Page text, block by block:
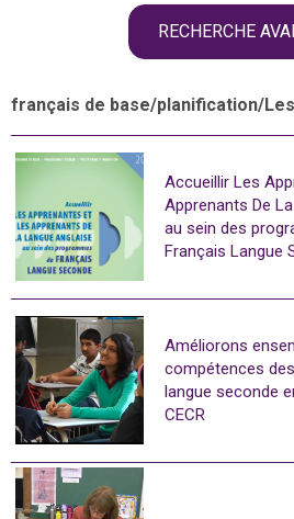
RECHERCHE
français de base/planification/
Accueillir Les
Apprenants De
au sein des
Français Langue
Améliorons
compétences
langue seconde
CECR